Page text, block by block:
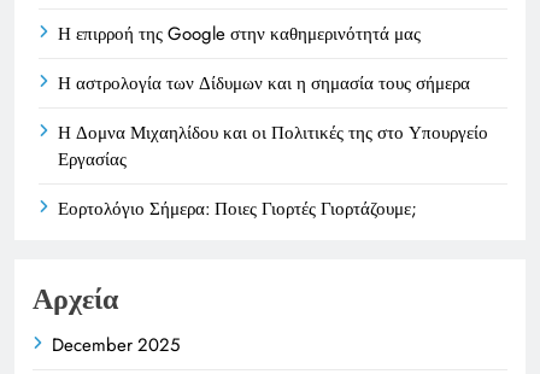
Η επιρροή της Google στην καθημερινότητά μας
Η αστρολογία των Δίδυμων και η σημασία τους σήμερα
Η Δομνα Μιχαηλίδου και οι Πολιτικές της στο Υπουργείο
Εργασίας
Εορτολόγιο Σήμερα: Ποιες Γιορτές Γιορτάζουμε;
Αρχεία
December 2025